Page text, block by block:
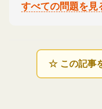
すべての問題を見
☆ この記事